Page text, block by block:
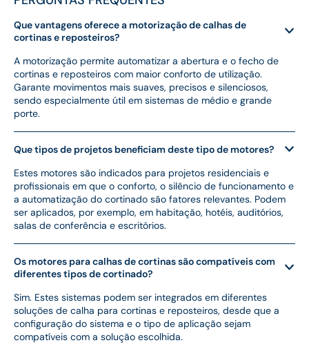
Que vantagens oferece a motorização de calhas de
cortinas e reposteiros?
A motorização permite automatizar a abertura e o fecho de
cortinas e reposteiros com maior conforto de utilização.
Garante movimentos mais suaves, precisos e silenciosos,
sendo especialmente útil em sistemas de médio e grande
porte.
Que tipos de projetos beneficiam deste tipo de motores?
Estes motores são indicados para projetos residenciais e
profissionais em que o conforto, o silêncio de funcionamento e
a automatização do cortinado são fatores relevantes. Podem
ser aplicados, por exemplo, em habitação, hotéis, auditórios,
salas de conferência e escritórios.
Os motores para calhas de cortinas são compatíveis com
diferentes tipos de cortinado?
Sim. Estes sistemas podem ser integrados em diferentes
soluções de calha para cortinas e reposteiros, desde que a
configuração do sistema e o tipo de aplicação sejam
compatíveis com a solução escolhida.